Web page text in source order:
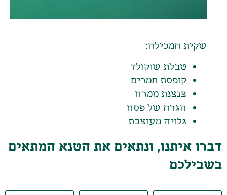
שקית המכילה:
טבלת שוקולד
קופסת תמרים
צנצנת ממרח
הגדה של פסח
גלויה מעוצבת
דברו איתנו, ונתאים את הטנא המתאים
בשבילכם